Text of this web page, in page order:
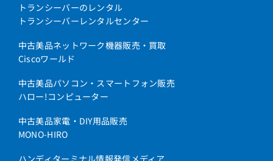
トランシーバーのレンタル
トランシーバーレンタルセンター
中古美品ネットワーク機器販売・買取
Ciscoワールド
中古美品パソコン・スマートフォン販売
ハロー!コンピューター
中古美品家電・DIY用品販売
MONO-HIRO
ハンディターミナル情報発信メディア